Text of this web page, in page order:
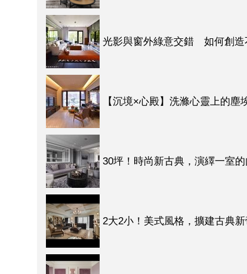
光影與窗外綠意交錯 如何創造
【沉境×心殿】洗滌心靈上的
30坪！時尚新古典，演繹一室
2大2小！美式風格，擴建古典